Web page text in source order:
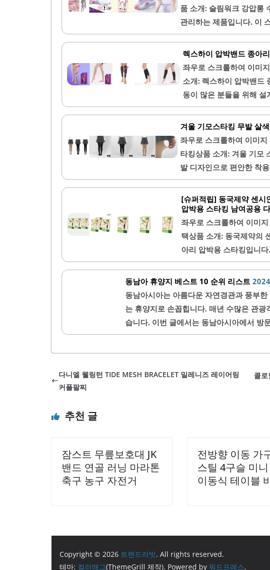
품 소개: 슬림워크 강압롱
관리하는 제품입니다. 이
어 편안한 착용감을 제공
지 부드럽게 압박하여, 다
서 유명한 브랜드로, 품질
점에서 인기가 높으며,
바 있습니다. 착용 시 압
제공합니다. 긴 길이로 설
수 있습니다. 다양한 사이
습니다.재질이 부드럽고
렉스하이 압박밴드 종아
좌우로 스크롤하여 이미
소개: 렉스하이 압박밴드
동이 많은 분들을 위해 설
적절한 압박을 제공하여
이 뛰어나 오랜 시간 사용
리의 붓기를 효과적으로
고민하는 분들에게도 적
인의 체형에 맞게 선택할
하여 재구매율이 높습니
있으며, 일상생활에서 편
중에도 착용할 수 있어..
겨울 기모스타킹 무발 살
좌우로 스크롤하여 이미
타킹상품 소개: 겨울 기모
발 디자인으로 편안한 착
80데니아와 150데니아로
니다. 150데니아는 겨울
도 다리가 두꺼워 보이지
계절 내내 무난하게 착용
니다. 색상은 살색과 검정
일링이 가능합니다. 허리
공하며, 색상 표시가 있어
올 뜯김이 발생할 수 있으
리로 사용 가능합니다. 또
[슈퍼적립] 동국제약 센시
압박용 스타킹 남여공용
좌우로 스크롤하여 이미
택상품 소개: 동국제약의
아리 압박용 스타킹입니
형에 적합합니다. 압박 스
줄여주는 효과가 있습니
제공합니다. 이 제품은 곡
능합니다. 또한, 다양한
있습니다.사용자는 이 스
덜어줍니다.이 제품은 의
동남아 휴양지 베스트 10 순위 리스트
동남아시아는 아름다운 자연경관과 풍부
는 휴양지로 손꼽힙니다. 매년 수많은 관
습니다. 이번 글에서는 동남아시아에서 방
히 소개하겠습니다. 이 리스트는 여행자들
유명한 섬 중 하나로, 아름다운 해변과 풍
세계적으로 유명한 우붓의 라이스 테라스
다니엘 웰링턴 TIDE MESH BRACELET 밀레니즈 레이어링
커플팔찌
콜
추천 글
잠스트 무릎보호대 JK
밴드 연골 러닝 마라톤
축구 농구 자전거
전방향 이동 가
스틸 4구슬 미
이동식 테이블
Copyright © 2026 트렌드러빗. All rights reserved.
테마: 컬러매그(ThemeGrill 제작). Powered by 워드프레스.